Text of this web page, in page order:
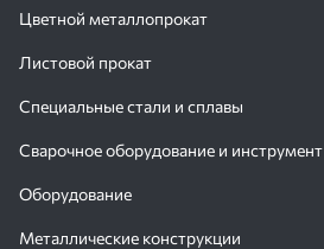
Цветной металлопрокат
Листовой прокат
Специальные стали и сплавы
Сварочное оборудование и инструмент
Оборудование
Металлические конструкции